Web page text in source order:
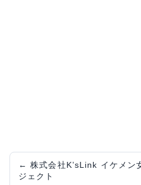
← 株式会社K’sLink イケメン
ジェクト